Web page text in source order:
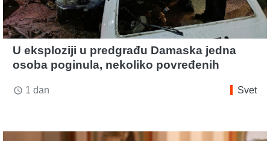
U eksploziji u predgrađu Damaska jedna
osoba poginula, nekoliko povređenih
access_time 1 dan Svet